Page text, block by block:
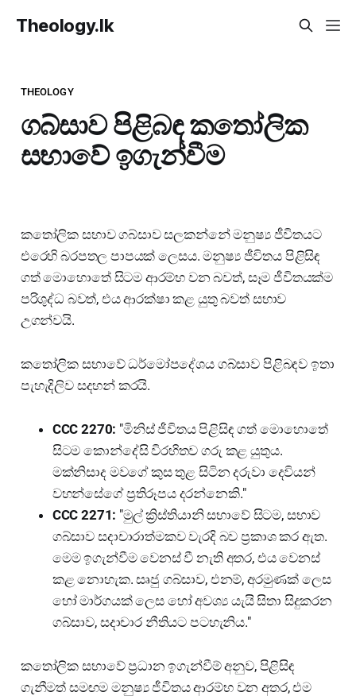
Theology.lk
THEOLOGY
ගබ්සාව පිළිබඳ කතෝලික
සභාවේ ඉගැන්වීම
කතෝලික සභාව ගබ්සාව සලකන්නේ මනුෂ්‍ය ජීවිතයට
එරෙහි බරපතල පාපයක් ලෙසය. මනුෂ්‍ය ජීවිතය පිළිසිඳ
ගත් මොහොතේ සිටම ආරම්භ වන බවත්, සෑම ජීවිතයක්ම
පරිශුද්ධ බවත්, එය ආරක්ෂා කළ යුතු බවත් සභාව
උගන්වයි.
කතෝලික සභාවේ ධර්මෝපදේශය ගබ්සාව පිළිබඳව ඉතා
පැහැදිලිව සදහන් කරයි.
CCC 2270: "මිනිස් ජීවිතය පිළිසිඳ ගත් මොහොතේ
සිටම කොන්දේසි විරහිතව ගරු කළ යුතුය.
මක්නිසාද මවගේ කුස තුළ සිටින දරුවා දෙවියන්
වහන්සේගේ ප්‍රතිරූපය දරන්නෙකි."
CCC 2271: "මුල් ක්‍රිස්තියානි සභාවේ සිටම, සභාව
ගබ්සාව සදාචාරාත්මකව වැරදි බව ප්‍රකාශ කර ඇත.
මෙම ඉගැන්වීම වෙනස් වී නැති අතර, එය වෙනස්
කළ නොහැක. සෘජු ගබ්සාව, එනම්, අරමුණක් ලෙස
හෝ මාර්ගයක් ලෙස හෝ අවශ්‍ය යැයි සිතා සිදුකරන
ගබ්සාව, සදාචාර නීතියට පටහැනිය."
කතෝලික සභාවේ ප්‍රධාන ඉගැන්වීම් අනුව, පිළිසිඳ
ගැනීමත් සමඟම මනුෂ්‍ය ජීවිතය ආරම්භ වන අතර, එම